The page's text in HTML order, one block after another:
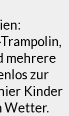
mehrere
zur
Kinder
Wetter.